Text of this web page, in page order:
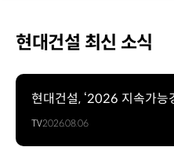
현대건설 최신 소식
현대건설, ‘2026 지속가능
TV2026.08.06